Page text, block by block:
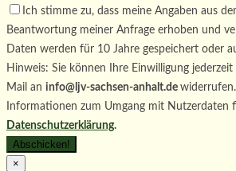
Ich stimme zu, dass meine Angaben aus
Beantwortung meiner Anfrage erhoben und
Daten werden für 10 Jahre gespeichert oder
Hinweis: Sie können Ihre Einwilligung
Mail an info@ljv-sachsen-anhalt.de
Informationen zum Umgang mit Nutzerdaten
Datenschutzerklärung.
×